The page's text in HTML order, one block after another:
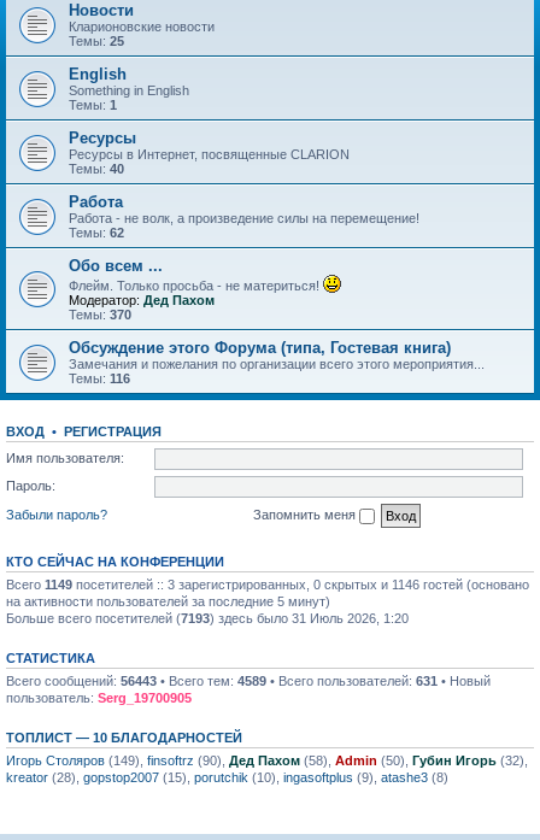
Новости
Кларионовские новости
Темы: 25
English
Something in English
Темы: 1
Ресурсы
Ресурсы в Интернет, посвященные CLARION
Темы: 40
Работа
Работа - не волк, а произведение силы на перемещение!
Темы: 62
Обо всем ...
Флейм. Только просьба - не материться!
Модератор: Дед Пахом
Темы: 370
Обсуждение этого Форума (типа, Гостевая книга)
Замечания и пожелания по организации всего этого мероприятия...
Темы: 116
ВХОД •
РЕГИСТРАЦИЯ
Имя пользователя:
Пароль:
Забыли пароль?
Запомнить меня
КТО СЕЙЧАС НА КОНФЕРЕНЦИИ
Всего 1149 посетителей :: 3 зарегистрированных, 0 скрытых и 1146 гостей (основано
на активности пользователей за последние 5 минут)
Больше всего посетителей (7193) здесь было 31 Июль 2026, 1:20
СТАТИСТИКА
Всего сообщений: 56443 • Всего тем: 4589 • Всего пользователей: 631 • Новый
пользователь: Serg_19700905
ТОПЛИСТ — 10 БЛАГОДАРНОСТЕЙ
Игорь Столяров (149), finsoftrz (90), Дед Пахом (58), Admin (50), Губин Игорь (32),
kreator (28), gopstop2007 (15), porutchik (10), ingasoftplus (9), atashe3 (8)